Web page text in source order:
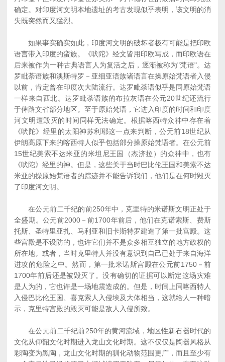
确定。对印度河文明本地遗址的考古发现似乎表明，该文明的消
失既突然而又猛烈。
如果事实确实如此，印度河文明的破坏者极有可能是把印欧
语言带入印度的蛮族。《吠陀》经文皆用印欧写成，而印欧语在
后来被作为一种古典语言人为复活之后，逐渐被称为"梵语"。达
罗毗荼语族和澳斯特罗－亚细亚语族诸语言在操原始梵语者入侵
以前，肯定曾在印度次大陆流行。达罗毗荼语似乎是同原始梵语
一样来自西北。达罗毗荼语族的布拉灰语在公元20世纪还流行
于俾路文省部分地区。至于原始梵语，它进入印度的时间和印度
河文明遭毁灭的时间同样无法确定。根据喀西特众神中存在着
《吠陀》经里的太阳神苏利耶这一点来判断，公元前18世纪从
伊朗高原下来的喀西特人似乎包括部分操原始梵语者。在公元前
15世纪美索不达米亚的米坦尼王国（杰济拉）的众神中，也有
《吠陀》经里的神。但是，这些关于当时巴比伦王国和美索不达
米亚的操原始梵语者的踪迹并不能告诉我们，他们是在何时毁灭
了印度河文明。
在公元前二千纪的前250年中，克里特的米诺斯文明正处于
全盛期。公元前2000－前1700年前后，他们在克诺索斯、费斯
托斯、圣特里亚扎、马利亚和旧卡斯特罗建造了第一批宫殿。这
些宫殿是不设防的，也许它们并不是众多相互独立的地方政权的
所在地。或者，当时克里特人并没有意识到自己已处于来自海洋
进攻的危险之中。然而，第一批米诺斯宫殿在公元前1750－前
1700年前后还是被毁灭了。没有确切的证据可以断定这场灾难
是人为的，它也许是一场地震造成的。但是，时间上同喀西特人
入侵巴比伦王国、喜克索人入侵埃及大体相当，这就给人一种暗
示，克里特宫殿的毁灭可能是敌人入侵所致。
在公元前二千纪前250年的黄河流域，地区性新石器时代的
文化从仰韶文化时期进入龙山文化时期。这不仅仅是陶器风格从
彩陶变为黑陶，龙山文化时期的驯化动物范围更广，而且至少有